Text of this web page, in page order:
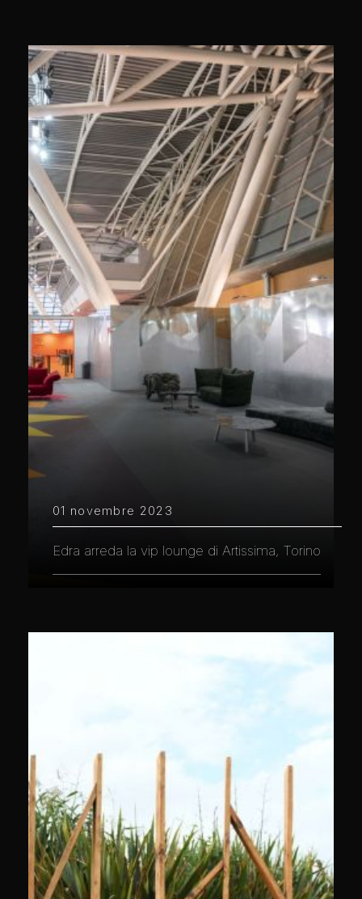
01 novembre 2023
Edra arreda la vip lounge di Artissima, Torino